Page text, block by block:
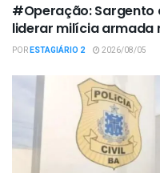
#Operação: Sargento
liderar milícia armada
PORESTAGIÁRIO 2 2026/08/05